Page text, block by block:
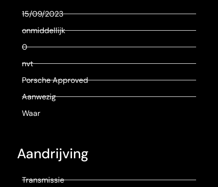
15/09/2023
onmiddellijk
0
nvt
Porsche Approved
Aanwezig
Waar
Aandrijving
Transmissie